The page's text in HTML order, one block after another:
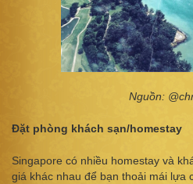
Nguồn:
Đặt phòng khách sạn/homestay
Singapore có nhiều homestay và
giá khác nhau để bạn thoải mái lựa